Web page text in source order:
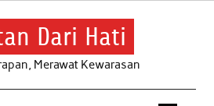
Dari Hati
Merawat Kewarasan